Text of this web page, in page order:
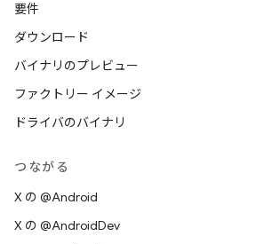
要件
ダウンロード
バイナリのプレビュー
ファクトリー イメージ
ドライバのバイナリ
つながる
X の @Android
X の @AndroidDev